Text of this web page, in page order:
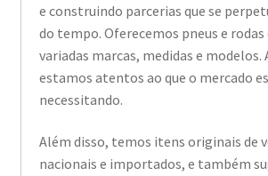
e construindo parcerias que se
do tempo. Oferecemos pneus e rodas
variadas marcas, medidas e modelos.
estamos atentos ao que o mercado
necessitando.
Além disso, temos itens originais de
nacionais e importados, e também